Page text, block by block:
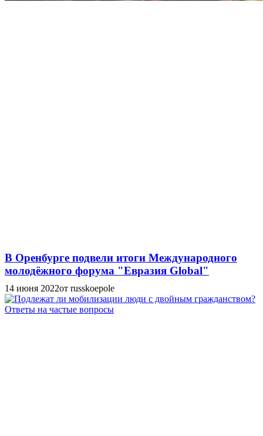
В Оренбурге подвели итоги Международного
молодёжного форума "Евразия Global"
14 июня 2022от russkoepole